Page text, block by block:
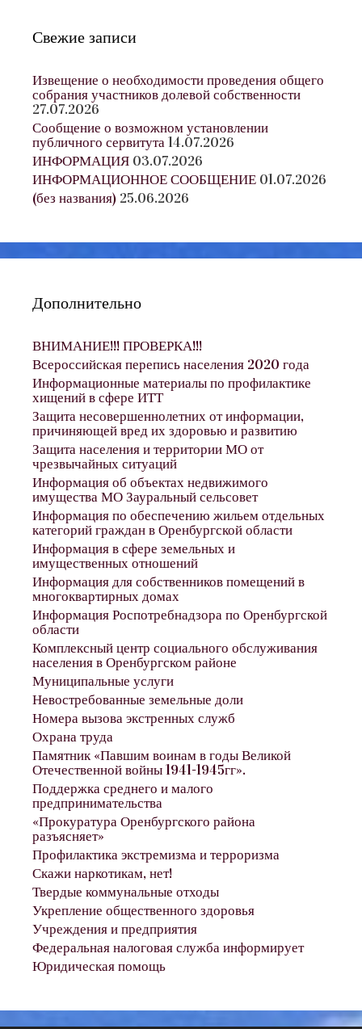
Свежие записи
Извещение о необходимости проведения общего
собрания участников долевой собственности
27.07.2026
Сообщение о возможном установлении
публичного сервитута14.07.2026
ИНФОРМАЦИЯ 03.07.2026
ИНФОРМАЦИОННОЕ СООБЩЕНИЕ 01.07.2026
(без названия) 25.06.2026
Дополнительно
ВНИМАНИЕ!!! ПРОВЕРКА!!!
Всероссийская перепись населения 2020 года
Информационные материалы по профилактике
хищений в сфере ИТТ
Защита несовершеннолетних от информации,
причиняющей вред их здоровью и развитию
Защита населения и территории МО от
чрезвычайных ситуаций
Информация об объектах недвижимого
имущества МО Зауральный сельсовет
Информация по обеспечению жильем отдельных
категорий граждан в Оренбургской области
Информация в сфере земельных и
имущественных отношений
Информация для собственников помещений в
многоквартирных домах
Информация Роспотребнадзора по Оренбургской
области
Комплексный центр социального обслуживания
населения в Оренбургском районе
Муниципальные услуги
Невостребованные земельные доли
Номера вызова экстренных служб
Охрана труда
Памятник «Павшим воинам в годы Великой
Отечественной войны 1941-1945гг».
Поддержка среднего и малого
предпринимательства
«Прокуратура Оренбургского района
разъясняет»
Профилактика экстремизма и терроризма
Скажи наркотикам, нет!
Твердые коммунальные отходы
Укрепление общественного здоровья
Учреждения и предприятия
Федеральная налоговая служба информирует
Юридическая помощь